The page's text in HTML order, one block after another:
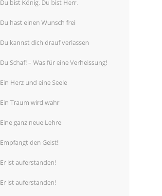
Du bist König. Du bist Herr.
Du hast einen Wunsch frei
Du kannst dich drauf verlassen
Du Schaf! – Was für eine Verheissung!
Ein Herz und eine Seele
Ein Traum wird wahr
Eine ganz neue Lehre
Empfangt den Geist!
Er ist auferstanden!
Er ist auferstanden!